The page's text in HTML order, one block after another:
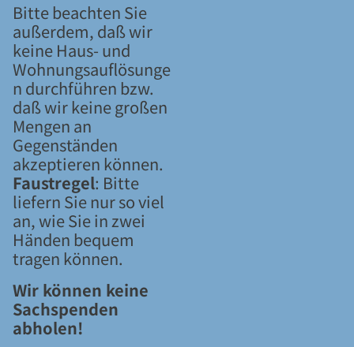
Bitte beachten Sie
außerdem, daß wir
keine Haus- und
Wohnungsauflösunge
n durchführen bzw.
daß wir keine großen
Mengen an
Gegenständen
akzeptieren können.
Faustregel: Bitte
liefern Sie nur so viel
an, wie Sie in zwei
Händen bequem
tragen können.
Wir können keine
Sachspenden
abholen!